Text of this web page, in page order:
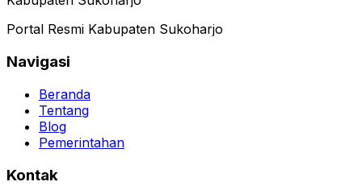
Portal Resmi Kabupaten Sukoharjo
Navigasi
Beranda
Tentang
Blog
Pemerintahan
Kontak